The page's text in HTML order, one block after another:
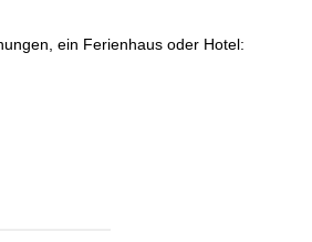
ein Ferienhaus oder Hotel: